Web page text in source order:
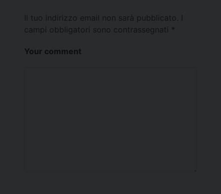
Il tuo indirizzo email non sarà pubblicato.
campi obbligatori sono contrassegnati *
Your comment